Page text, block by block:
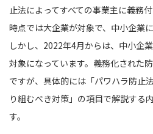
止法によってすべての事業主に義務
時点では大企業が対象で、中小企業
しかし、2022年4月からは、中小企
対象になっています。義務化された
ですが、具体的には「パワハラ防止
り組むべき対策」の項目で解説する
す。